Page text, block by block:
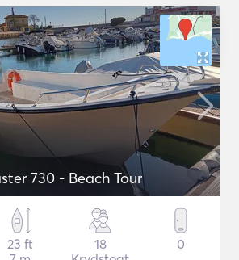
730 - Beach Tour
23 ft
18
0